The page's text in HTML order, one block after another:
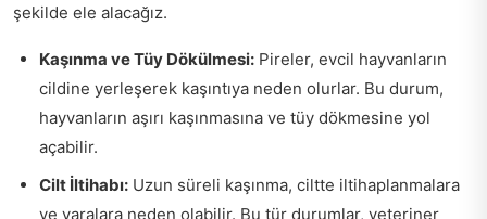
şekilde ele alacağız.
Kaşınma ve Tüy Dökülmesi: Pireler, evcil hayvanların
cildine yerleşerek kaşıntıya neden olurlar. Bu durum,
hayvanların aşırı kaşınmasına ve tüy dökmesine yol
açabilir.
Cilt İltihabı: Uzun süreli kaşınma, ciltte iltihaplanmalara
ve yaralara neden olabilir. Bu tür durumlar, veteriner